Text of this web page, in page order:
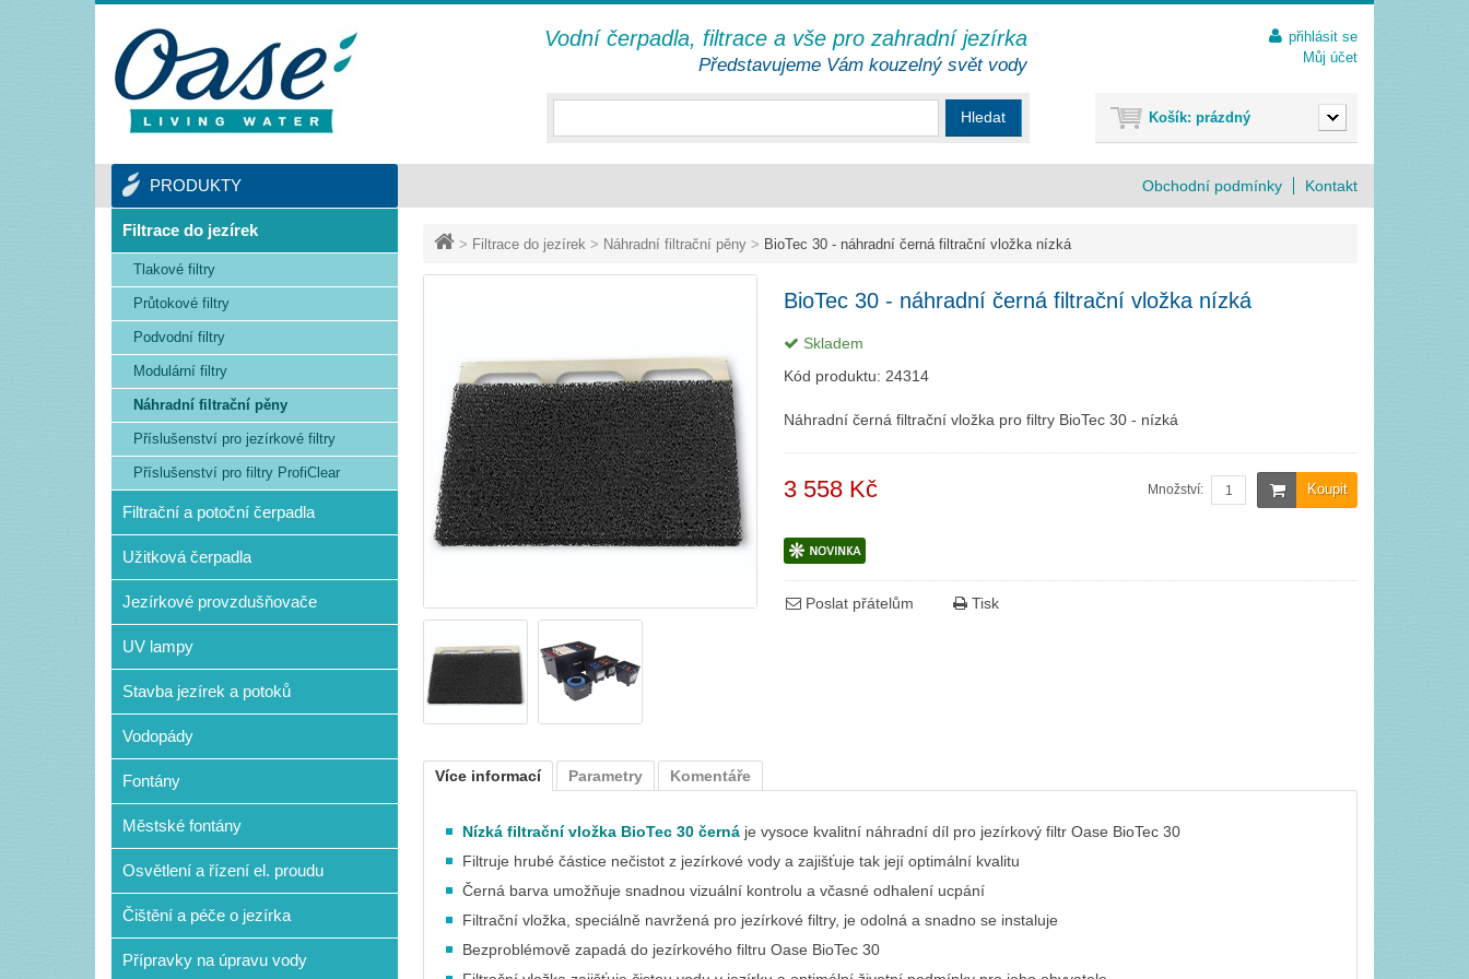
> Filtrace do jezírek > Náhradní filtrační pěny > BioTec 30 - náhradní černá filtrační vložka nízká
BioTec 30 - náhradní černá filtrační vložka nízká
Skladem
Kód produktu: 24314
Náhradní černá filtrační vložka pro filtry BioTec 30 - nízká
3 558 Kč Koupit
Množství:
Poslat přátelům Tisk
Více informací Parametry Komentáře
Nízká filtrační vložka BioTec 30 černá je vysoce kvalitní náhradní díl pro jezírkový filtr Oase BioTec 30
Filtruje hrubé částice nečistot z jezírkové vody a zajišťuje tak její optimální kvalitu
Černá barva umožňuje snadnou vizuální kontrolu a včasné odhalení ucpání
Filtrační vložka, speciálně navržená pro jezírkové filtry, je odolná a snadno se instaluje
Bezproblémově zapadá do jezírkového filtru Oase BioTec 30
PRODUKTY
Filtrace do jezírek
Tlakové filtry
Průtokové filtry
Podvodní filtry
Modulární filtry
Náhradní filtrační pěny
Příslušenství pro jezírkové filtry
Příslušenství pro filtry ProfiClear
Filtrační a potoční čerpadla
Užitková čerpadla
Jezírkové provzdušňovače
UV lampy
Stavba jezírek a potoků
Vodopády
Fontány
Městské fontány
Osvětlení a řízení el. proudu
Čištění a péče o jezírka
Přípravky na úpravu vody
Obchodní podmínky Kontakt
Hledat
přihlásit se
Můj účet
Košík: prázdný
Vodní čerpadla, filtrace a vše pro zahradní jezírka
Představujeme Vám kouzelný svět vody